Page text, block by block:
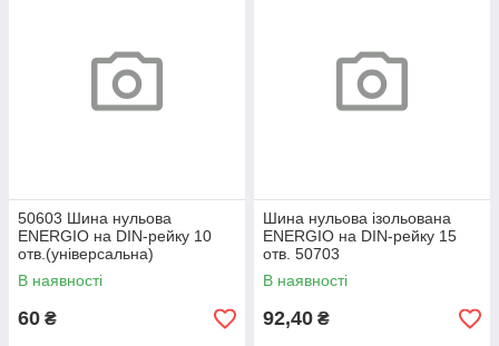
50603 Шина нульова
ENERGIO на DIN-рейку 10
отв.(універсальна)
В наявності
60 ₴
Шина нульова ізольована
ENERGIO на DIN-рейку 15
отв. 50703
В наявності
92,40 ₴